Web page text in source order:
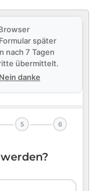
später
nach 7 Tagen
übermittelt.
Nein danke
5 6